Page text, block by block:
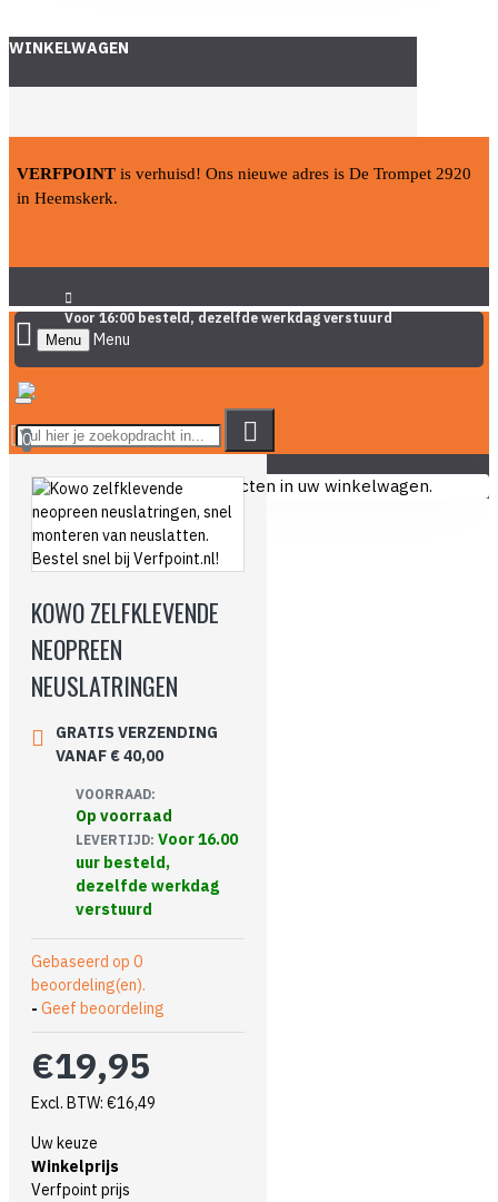
WINKELWAGEN
VERFPOINT is verhuisd! Ons nieuwe adres is De Trompet 2920
in Heemskerk.
Voor 16:00 besteld, dezelfde werkdag verstuurd
Menu
0
U heeft nog geen producten in uw winkelwagen.
KOWO ZELFKLEVENDE
NEOPREEN
NEUSLATRINGEN
GRATIS VERZENDING
VANAF € 40,00
VOORRAAD:
Op voorraad
LEVERTIJD: Voor 16.00
uur besteld,
dezelfde werkdag
verstuurd
Gebaseerd op 0
beoordeling(en).
- Geef beoordeling
€19,95
Excl. BTW: €16,49
Uw keuze
Winkelprijs
Verfpoint prijs